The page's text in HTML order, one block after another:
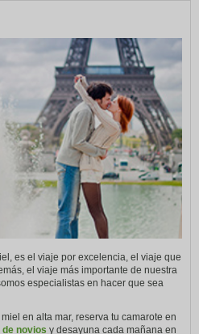
es el viaje por excelencia, el viaje que
el viaje más importante de nuestra
especialistas en hacer que sea
en alta mar, reserva tu camarote en
novios y desayuna cada mañana en